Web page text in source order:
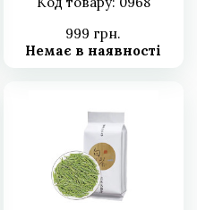
999 грн.
Немає в наявності